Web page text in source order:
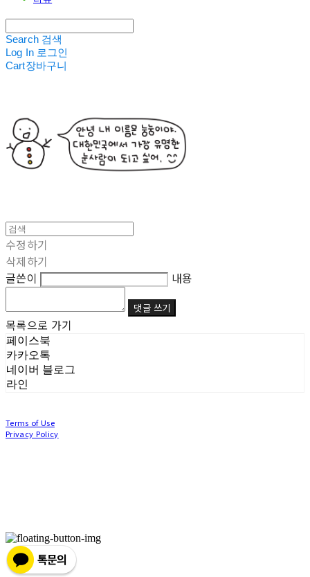
Search 검색
Log In 로그인
Cart장바구니
수정하기
삭제하기
글쓴이
내용
댓글 쓰기
목록으로 가기
페이스북
카카오톡
네이버 블로그
라인
Terms of Use
Privacy Policy